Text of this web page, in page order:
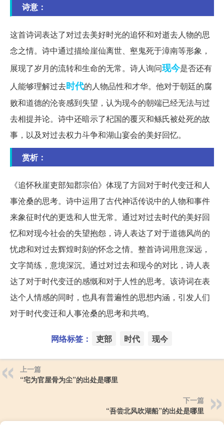
诗意：
这首诗词表达了对过去美好时光的追怀和对逝去人物的思
念之情。诗中通过描绘崖仙离世、壑鬼死于漳南等形象，
展现了岁月的流转和生命的无常。诗人询问现今是否还有
人能够理解过去时代的人物品性和才华。他对于朝廷的腐
败和道德的沦丧感到失望，认为现今的朝端已经无法与过
去相提并论。诗中还暗示了杞国的覆灭和鲧氏被处死的故
事，以及对过去权力斗争和湖山宴会的美好回忆。
赏析：
《追怀秋崖吏部知郡宗伯》体现了方回对于时代变迁和人
事沧桑的思考。诗中运用了古代神话传说中的人物和事件
来象征时代的更迭和人世无常。通过对过去时代的美好回
忆和对现今社会的失望抱怨，诗人表达了对于道德风尚的
忧虑和对过去辉煌时刻的怀念之情。整首诗词用意深远，
文字简练，意境深沉。通过对过去和现今的对比，诗人表
达了对于时代变迁的感慨和对于人性的思考。该诗词在表
达个人情感的同时，也具有普遍性的思想内涵，引发人们
对于时代变迁和人事沧桑的思考和共鸣。
网络标签： 吏部 时代 现今
上一篇
“宅为官屋骨为尘”的出处是哪里
下一篇
“吾尝北风吹湖船”的出处是哪里